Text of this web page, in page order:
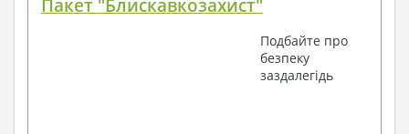
Пакет "Блискавкозахист"
Подбайте про
безпеку
заздалегідь